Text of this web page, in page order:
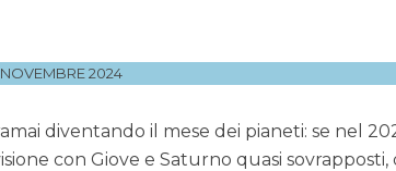
2024
diventando il mese dei pianeti: se nel
con Giove e Saturno quasi sovrapposti,